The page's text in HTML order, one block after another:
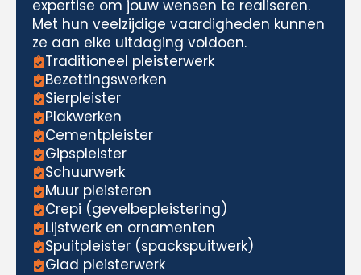
expertise om jouw wensen te realiseren.
Met hun veelzijdige vaardigheden kunnen
ze aan elke uitdaging voldoen.
Traditioneel pleisterwerk
Bezettingswerken
Sierpleister
Plakwerken
Cementpleister
Gipspleister
Schuurwerk
Muur pleisteren
Crepi (gevelbepleistering)
Lijstwerk en ornamenten
Spuitpleister (spackspuitwerk)
Glad pleisterwerk